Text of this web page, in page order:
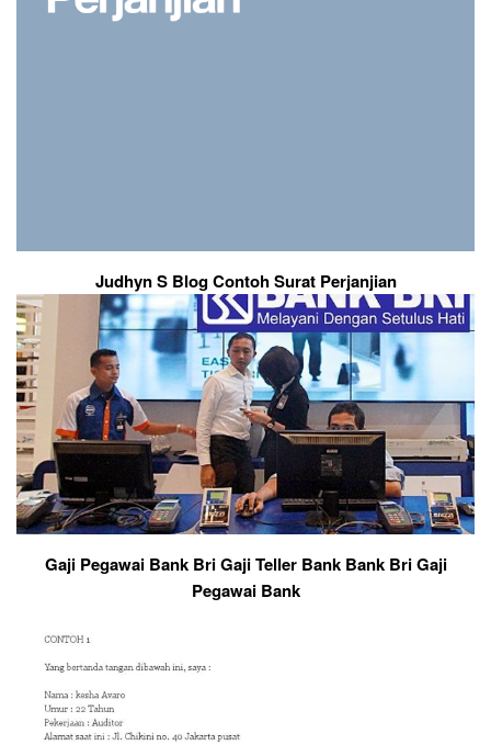
Judhyn S Blog Contoh Surat Perjanjian
Gaji Pegawai Bank Bri Gaji Teller Bank Bank Bri Gaji
Pegawai Bank